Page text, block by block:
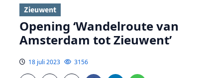
Zieuwent
Opening ‘Wandelroute van
Amsterdam tot Zieuwent’
18 juli 2023 3156